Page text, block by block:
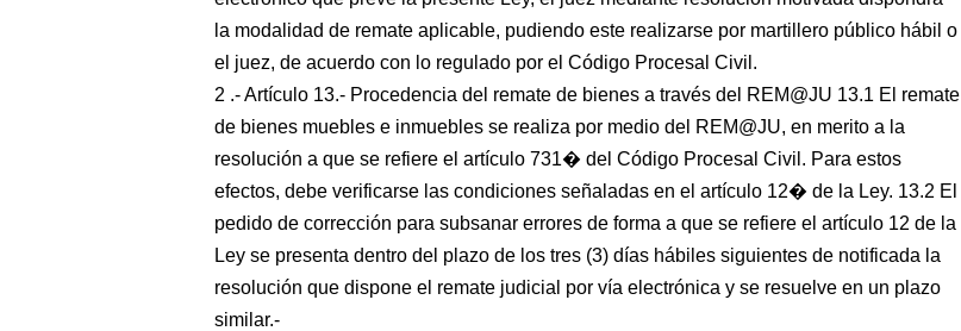
la modalidad de remate aplicable, pudiendo este realizarse por martillero público hábil o
el juez, de acuerdo con lo regulado por el Código Procesal Civil.
2 .- Artículo 13.- Procedencia del remate de bienes a través del REM@JU 13.1 El remate
de bienes muebles e inmuebles se realiza por medio del REM@JU, en merito a la
resolución a que se refiere el artículo 731� del Código Procesal Civil. Para estos
efectos, debe verificarse las condiciones señaladas en el artículo 12� de la Ley. 13.2 El
pedido de corrección para subsanar errores de forma a que se refiere el artículo 12 de la
Ley se presenta dentro del plazo de los tres (3) días hábiles siguientes de notificada la
resolución que dispone el remate judicial por vía electrónica y se resuelve en un plazo
similar.-